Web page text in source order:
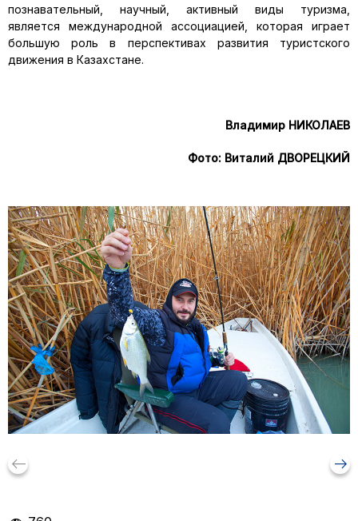
познавательный, науч­ный, активный виды туризма,
является международной ассоциаци­ей, которая играет
большую роль в перспективах развития турист­ского
движения в Казахстане.
Владимир НИКОЛАЕВ
Фото: Виталий ДВОРЕЦКИЙ
keyboard_backspace arrow_right_alt